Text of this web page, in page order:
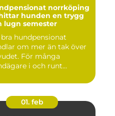
norrköping
hunden en trygg
lugn semester
hundpensionat
om mer än tak över
För många
i och runt
01. feb